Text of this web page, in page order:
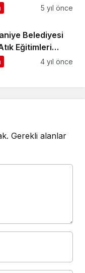
ile hayata
5 yıl önce
Belediyesi
Eğitimleri
Ediyor
4 yıl önce
Gerekli alanlar